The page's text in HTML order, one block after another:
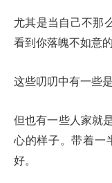
尤其是当自己不那
看到你落魄不如意
这些叨叨中有一些
但也有一些人家就
心的样子。带着一
好。